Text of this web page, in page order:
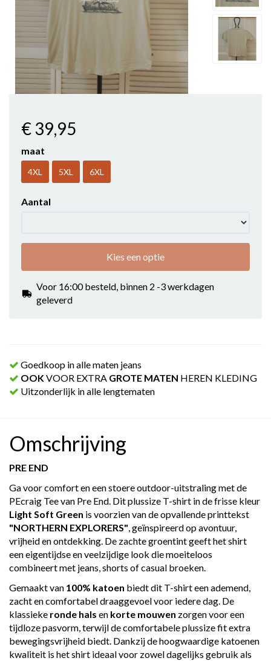
€ 39,95
maat
4XL 5XL 6XL
Aantal
Kies een optie
Voor 16:00 besteld, binnen 2 -3 werkdagen
geleverd
Goedkoop in alle maten jeans
OOKVOOR EXTRA GROTE MATEN HEREN KLEDING
Uitzonderlijk in alle lengtematen
Omschrijving
PRE END
Ga voor comfort en een stoere outdoor-uitstraling met de
PEcraig Tee van Pre End. Dit plussize T-shirt in de frisse kleur
Light Soft Green is voorzien van de opvallende printtekst
"NORTHERN EXPLORERS", geïnspireerd op avontuur,
vrijheid en ontdekking. De zachte groentint geeft het shirt
een eigentijdse en veelzijdige look die moeiteloos
combineert met jeans, shorts of casual broeken.
Gemaakt van 100% katoen biedt dit T-shirt een ademend,
zacht en comfortabel draaggevoel voor iedere dag. De
klassieke ronde hals en korte mouwen zorgen voor een
tijdloze pasvorm, terwijl de comfortabele plussize fit extra
bewegingsvrijheid biedt. Dankzij de hoogwaardige katoenen
kwaliteit is het shirt ideaal voor zowel dagelijks gebruik als